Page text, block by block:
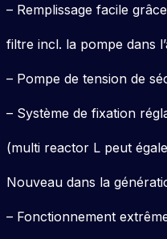
– Remplissage facile
filtre incl. la pompe dans
– Pompe de tension de
– Système de fixation
(multi reactor L peut
Nouveau dans la
– Fonctionnement